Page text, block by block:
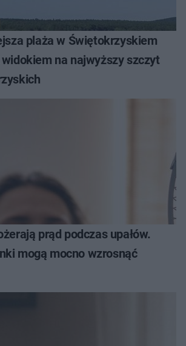
plaża w Świętokrzyskiem
widokiem na najwyższy szczyt
prąd podczas upałów.
mogą mocno wzrosnąć